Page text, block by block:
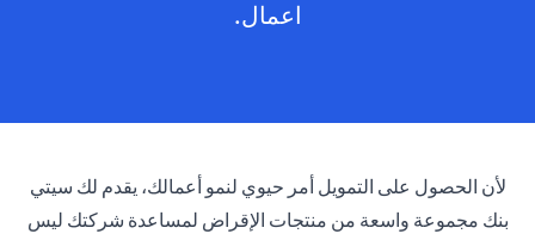
اعمال.
لأن الحصول على التمويل أمر حيوي لنمو أعمالك، يقدم لك سيتي
بنك مجموعة واسعة من منتجات الإقراض لمساعدة شركتك ليس